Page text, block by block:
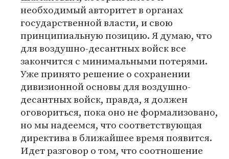
необходимый авторитет в органах
государственной власти, и свою
принципиальную позицию. Я думаю, что
для воздушно-десантных войск все
закончится с минимальными потерями.
Уже принято решение о сохранении
дивизионной основы для воздушно-
десантных войск, правда, я должен
оговориться, пока оно не формализовано,
но мы надеемся, что соответствующая
директива в ближайшее время появится.
Идет разговор о том, что соотношение